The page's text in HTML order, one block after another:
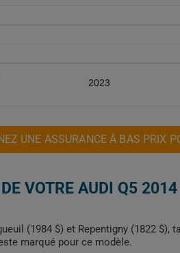
2023
UNE ASSURANCE À BAS PRIX
VOTRE AUDI Q5
(1984 $) et Repentigny (1822 $),
marqué pour ce modèle.